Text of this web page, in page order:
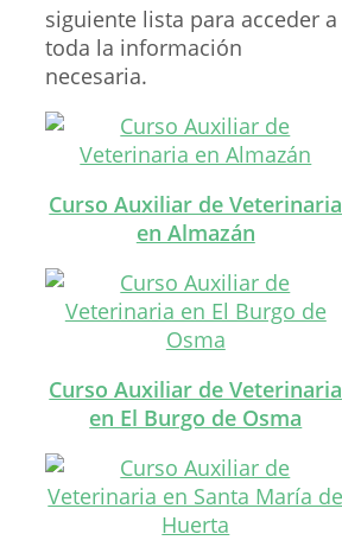
siguiente lista para acceder a
toda la información
necesaria.
Curso Auxiliar de Veterinaria
en Almazán
Curso Auxiliar de Veterinaria
en El Burgo de Osma